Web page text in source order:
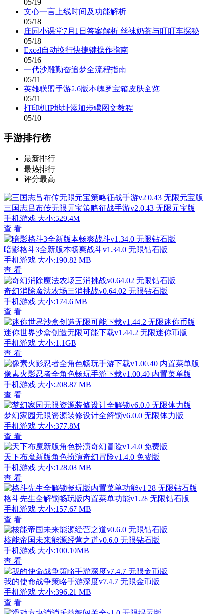
05/19
文心一言上线时间及功能解析
05/18
庄园小课堂7月1日答案解析 丝袜奶茶与叮叮车探秘
05/18
Excel自动换行快捷键操作指南
05/16
一代沙雕勤奋追梦全流程指南
05/11
英雄联盟手游2.6版本魄罗宝箱皮肤全览
05/11
打印机IP地址添加步骤图文教程
05/10
手游排行榜
最新排行
最热排行
评分最高
三国志吕布传无限元宝策略征战手游v2.0.43 无限元宝版
手机游戏 大小:529.4M
查 看
暗影格斗3全新版本畅爽战斗v1.34.0 无限钻石版
手机游戏 大小:190.82 MB
查 看
奇幻消除魔法农场三消挑战v0.64.02 无限钻石版
手机游戏 大小:174.6 MB
查 看
迷你世界沙盒创造无限可能下载v1.44.2 无限迷你币版
手机游戏 大小:1.1GB
查 看
像素火影忍者全角色畅玩手游下载v1.00.40 内置菜单版
手机游戏 大小:208.87 MB
查 看
梦幻家园无限资源装修设计全解锁v6.0.0 无限体力版
手机游戏 大小:377.8M
查 看
天下布魔新版角色扮演奇幻冒险v1.4.0 免费版
手机游戏 大小:128.08 MB
查 看
格斗先生全解锁畅玩版内置菜单功能v1.28 无限钻石版
手机游戏 大小:157.67 MB
查 看
核能帝国未来能源经营之道v0.6.0 无限钻石版
手机游戏 大小:100.10MB
查 看
我的使命战争策略手游深度v7.4.7 无限金币版
手机游戏 大小:396.21 MB
查 看